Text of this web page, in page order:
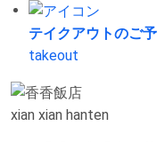
テイクアウトのご
takeout
xian xian hanten